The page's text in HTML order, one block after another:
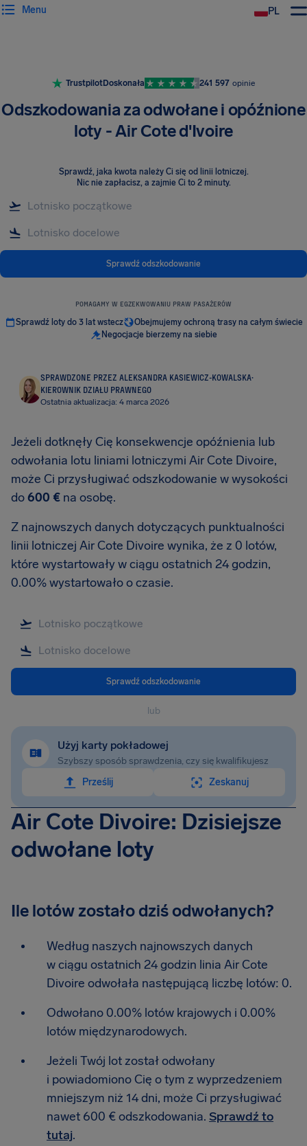
PL
Menu
TrustpilotDoskonała 241 597 opinie
Odszkodowania za odwołane i opóźnione
loty - Air Cote d'Ivoire
Sprawdź, jaka kwota należy Ci się od linii lotniczej.
Nic nie zapłacisz, a zajmie Ci to 2 minuty.
Sprawdź odszkodowanie
POMAGAMY W EGZEKWOWANIU PRAW PASAŻERÓW
Sprawdź loty do 3 lat wstecz
Obejmujemy ochroną trasy na całym świecie
Negocjacje bierzemy na siebie
SPRAWDZONE PRZEZ ALEKSANDRA KASIEWICZ-KOWALSKA·
KIEROWNIK DZIAŁU PRAWNEGO
Ostatnia aktualizacja: 4 marca 2026
Jeżeli dotknęły Cię konsekwencje opóźnienia lub
odwołania lotu liniami lotniczymi Air Cote Divoire,
może Ci przysługiwać odszkodowanie w wysokości
do600 € na osobę.
Z najnowszych danych dotyczących punktualności
linii lotniczej Air Cote Divoire wynika, że z 0 lotów,
które wystartowały w ciągu ostatnich 24 godzin,
0.00% wystartowało o czasie.
Sprawdź odszkodowanie
lub
Użyj karty pokładowej
Szybszy sposób sprawdzenia, czy się kwalifikujesz
Prześlij
Zeskanuj
Air Cote Divoire: Dzisiejsze
odwołane loty
Ile lotów zostało dziś odwołanych?
Według naszych najnowszych danych
w ciągu ostatnich 24 godzin linia Air Cote
Divoire odwołała następującą liczbę lotów: 0.
Odwołano 0.00% lotów krajowych i 0.00%
lotów międzynarodowych.
Jeżeli Twój lot został odwołany
i powiadomiono Cię o tym z wyprzedzeniem
mniejszym niż 14 dni, może Ci przysługiwać
nawet 600 € odszkodowania. Sprawdź to
tutaj.